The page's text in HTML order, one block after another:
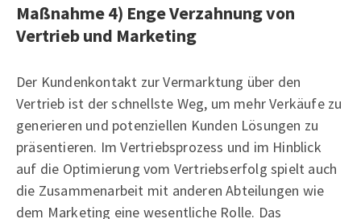
Maßnahme 4) Enge Verzahnung von
Vertrieb und Marketing
Der Kundenkontakt zur Vermarktung über den
Vertrieb ist der schnellste Weg, um mehr Verkäufe zu
generieren und potenziellen Kunden Lösungen zu
präsentieren. Im Vertriebsprozess und im Hinblick
auf die Optimierung vom Vertriebserfolg spielt auch
die Zusammenarbeit mit anderen Abteilungen wie
dem Marketing eine wesentliche Rolle. Das